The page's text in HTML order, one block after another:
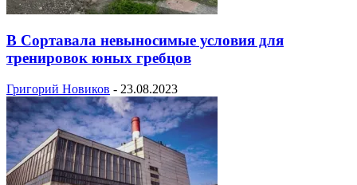
В Сортавала невыносимые условия для
тренировок юных гребцов
Григорий Новиков - 23.08.2023